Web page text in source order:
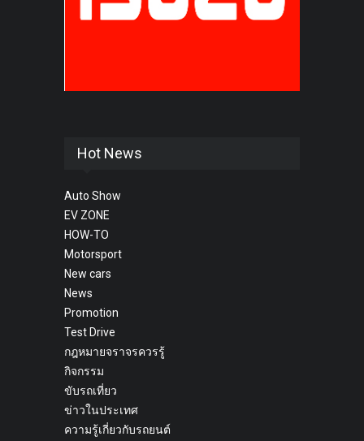
Hot News
Auto Show
EV ZONE
HOW-TO
Motorsport
New cars
News
Promotion
Test Drive
กฎหมายจราจรควรรู้
กิจกรรม
ขับรถเที่ยว
ข่าวในประเทศ
ความรู้เกี่ยวกับรถยนต์